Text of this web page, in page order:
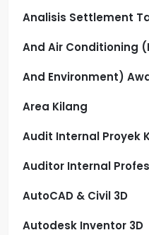
Analisis Settlement
And Air Conditioning
And Environment)
Area Kilang
Audit Internal Proyek
Auditor Internal
AutoCAD & Civil 3D
Autodesk Inventor 3D